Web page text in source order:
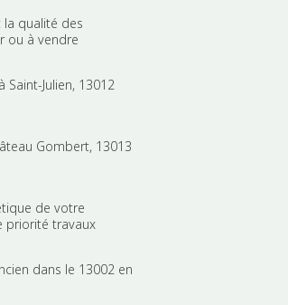
qualité des
ou à vendre
Julien, 13012
Gombert, 13013
de votre
priorité travaux
dans le 13002 en